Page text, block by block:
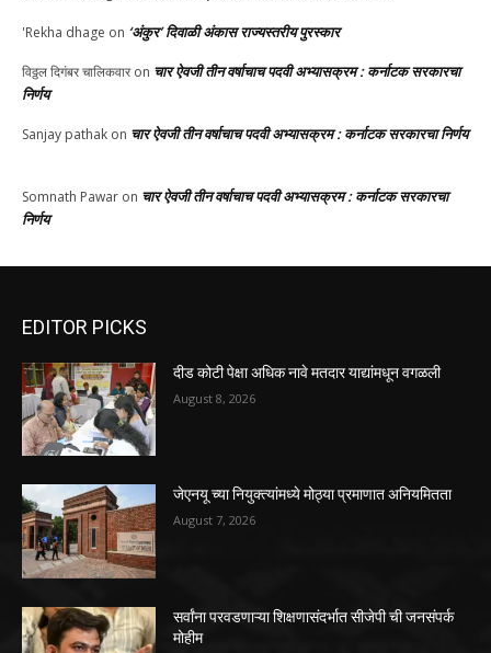
'Rekha dhage on ‘अंकुर’ दिवाळी अंकास राज्यस्तरीय पुरस्कार
विठ्ठल दिगंबर चालिकवारon चार ऐवजी तीन वर्षाचाच पदवी अभ्यासक्रम : कर्नाटक सरकारचा
निर्णय
Sanjay pathak on चार ऐवजी तीन वर्षाचाच पदवी अभ्यासक्रम : कर्नाटक सरकारचा निर्णय
Somnath Pawar on चार ऐवजी तीन वर्षाचाच पदवी अभ्यासक्रम : कर्नाटक सरकारचा
निर्णय
EDITOR PICKS
दीड कोटी पेक्षा अधिक नावे मतदार याद्यांमधून वगळली
August 8, 2026
जेएनयू च्या नियुक्त्यांमध्ये मोठ्या प्रमाणात अनियमितता
August 7, 2026
सर्वांना परवडणाऱ्या शिक्षणासंदर्भात सीजेपी ची जनसंपर्क
मोहीम